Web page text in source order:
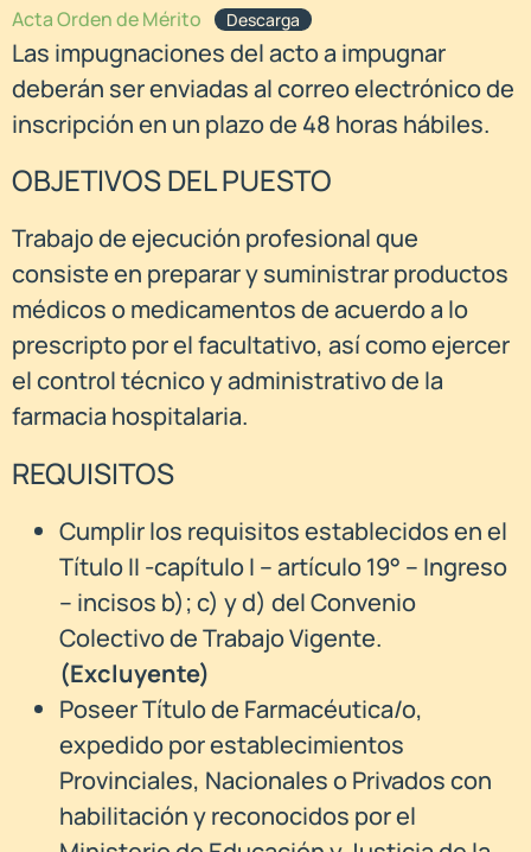
Acta Orden de Mérito Descarga
Las impugnaciones del acto a impugnar
deberán ser enviadas al correo electrónico de
inscripción en un plazo de 48 horas hábiles.
OBJETIVOS DEL PUESTO
Trabajo de ejecución profesional que
consiste en preparar y suministrar productos
médicos o medicamentos de acuerdo a lo
prescripto por el facultativo, así como ejercer
el control técnico y administrativo de la
farmacia hospitalaria.
REQUISITOS
Cumplir los requisitos establecidos en el
Título II -capítulo I – artículo 19° – Ingreso
– incisos b); c) y d) del Convenio
Colectivo de Trabajo Vigente.
(Excluyente)
Poseer Título de Farmacéutica/o,
expedido por establecimientos
Provinciales, Nacionales o Privados con
habilitación y reconocidos por el